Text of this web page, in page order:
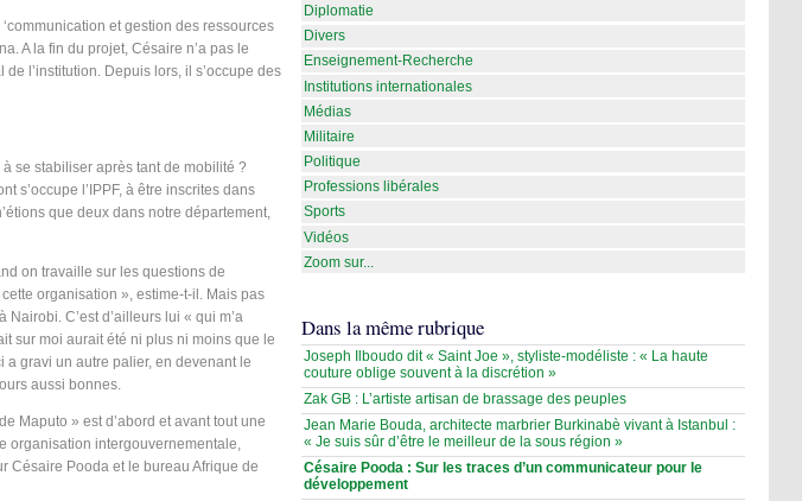
Diplomatie
Divers
Enseignement-Recherche
Institutions internationales
Médias
Militaire
Politique
Professions libérales
Sports
Vidéos
Zoom sur...
Dans la même rubrique
Joseph Ilboudo dit « Saint Joe », styliste-modéliste : « La haute
couture oblige souvent à la discrétion »
Zak GB : L’artiste artisan de brassage des peuples
Jean Marie Bouda, architecte marbrier Burkinabè vivant à Istanbul :
« Je suis sûr d’être le meilleur de la sous région »
Césaire Pooda : Sur les traces d’un communicateur pour le
développement
et gestion des ressources
A la fin du projet, Césaire n’a pas le
l’institution. Depuis lors, il s’occupe des
se stabiliser après tant de mobilité ?
s’occupe l’IPPF, à être inscrites dans
que deux dans notre département,
on travaille sur les questions de
organisation », estime-t-il. Mais pas
C’est d’ailleurs lui « qui m’a
sur moi aurait été ni plus ni moins que le
a gravi un autre palier, en devenant le
aussi bonnes.
Maputo » est d’abord et avant tout une
organisation intergouvernementale,
Césaire Pooda et le bureau Afrique de